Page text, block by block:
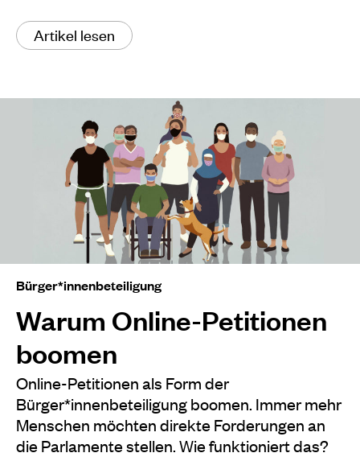
Artikel lesen
Bürger*innenbeteiligung
Warum Online-Petitionen
boomen
Online-Petitionen als Form der
Bürger*innenbeteiligung boomen. Immer mehr
Menschen möchten direkte Forderungen an
die Parlamente stellen. Wie funktioniert das?